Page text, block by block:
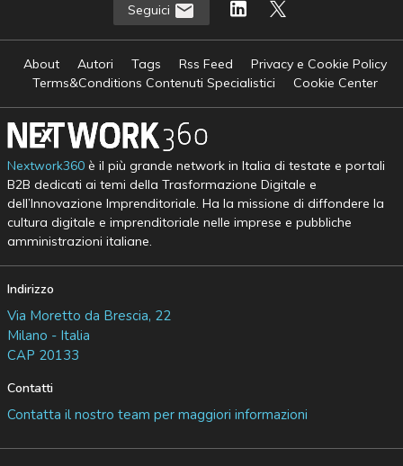
Seguici
About Autori Tags Rss Feed
Privacy e Cookie Policy
Terms&Conditions Contenuti Specialistici
Cookie Center
Nextwork360è il più grande network in Italia di testate e portali
B2B dedicati ai temi della Trasformazione Digitale e
dell’Innovazione Imprenditoriale. Ha la missione di diffondere la
cultura digitale e imprenditoriale nelle imprese e pubbliche
amministrazioni italiane.
Indirizzo
Via Moretto da Brescia, 22
Milano - Italia
CAP 20133
Contatti
Contatta il nostro team per maggiori informazioni